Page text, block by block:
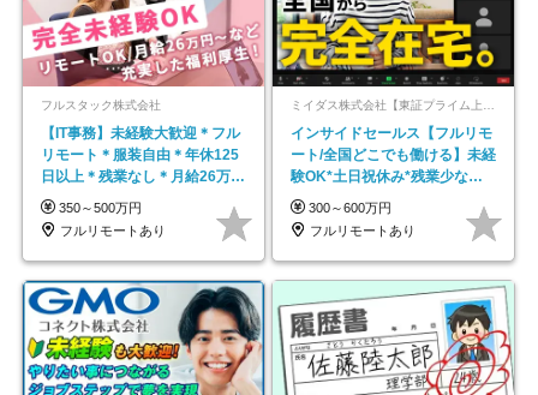
フルスタック株式会社
【IT事務】未経験大歓迎＊フル
リモート＊服装自由＊年休125
日以上＊残業なし＊月給26万円
以上
350～500万円
フルリモートあり
インサイドセールス【フルリモ
ート/全国どこでも働ける】未経
験OK*土日祝休み*残業少なめ*
在宅勤務手当あり
300～600万円
フルリモートあり